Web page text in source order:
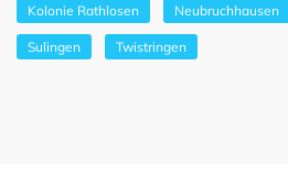
Kolonie Rathlosen Neubruchhausen
Sulingen Twistringen